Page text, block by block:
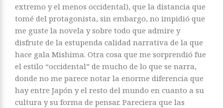
extremo y el menos occidental), que la distancia que
tomé del protagonista, sin embargo, no impidió que
me guste la novela y sobre todo que admire y
disfrute de la estupenda calidad narrativa de la que
hace gala Mishima. Otra cosa que me sorprendió fue
el estilo “occidental” de mucho de lo que se narra,
donde no me parece notar la enorme diferencia que
hay entre Japón y el resto del mundo en cuanto a su
cultura y su forma de pensar. Pareciera que las